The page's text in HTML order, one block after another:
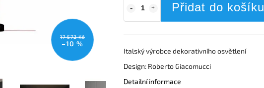
17 572 Kč
–10 %
Přidat do košíku
Italský výrobce dekorativního osvětlení
Design: Roberto Giacomucci
Detailní informace